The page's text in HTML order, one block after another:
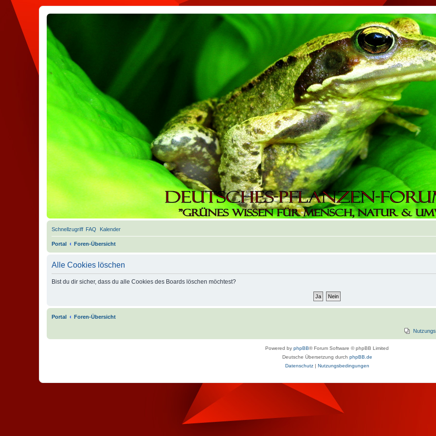
Schnellzugriff FAQ Kalender
Portal Foren-Übersicht
Alle Cookies löschen
Bist du dir sicher, dass du alle Cookies des Boards löschen möchtest?
Portal Foren-Übersicht
Powered by phpBB® Forum Software © phpBB Limited
Deutsche Übersetzung durch phpBB.de
Datenschutz| Nutzungsbedingungen